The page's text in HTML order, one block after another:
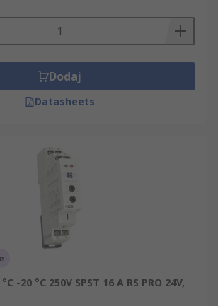
Dodaj
Datasheets
-20 °C 250V SPST 16 A RS PRO 24V,